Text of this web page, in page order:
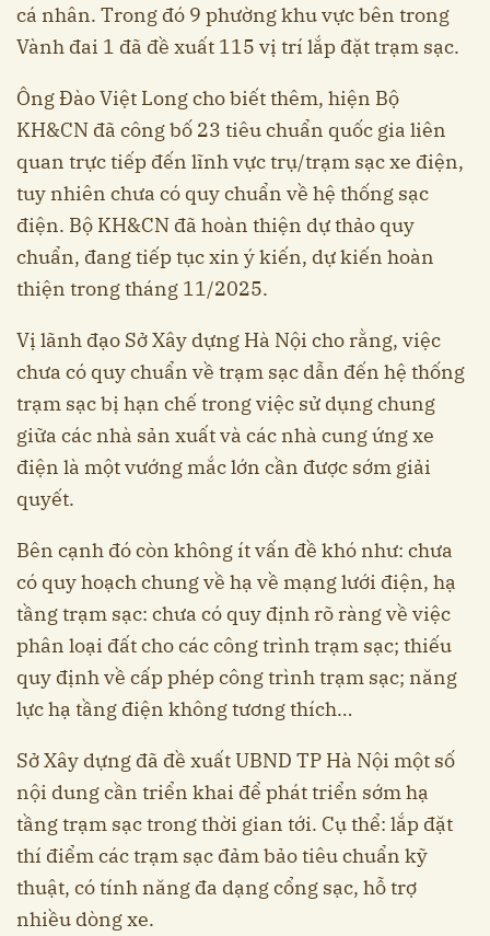
cá nhân. Trong đó 9 phường khu vực bên trong
Vành đai 1 đã đề xuất 115 vị trí lắp đặt trạm sạc.
Ông Đào Việt Long cho biết thêm, hiện Bộ
KH&CN đã công bố 23 tiêu chuẩn quốc gia liên
quan trực tiếp đến lĩnh vực trụ/trạm sạc xe điện,
tuy nhiên chưa có quy chuẩn về hệ thống sạc
điện. Bộ KH&CN đã hoàn thiện dự thảo quy
chuẩn, đang tiếp tục xin ý kiến, dự kiến hoàn
thiện trong tháng 11/2025.
Vị lãnh đạo Sở Xây dựng Hà Nội cho rằng, việc
chưa có quy chuẩn về trạm sạc dẫn đến hệ thống
trạm sạc bị hạn chế trong việc sử dụng chung
giữa các nhà sản xuất và các nhà cung ứng xe
điện là một vướng mắc lớn cần được sớm giải
quyết.
Bên cạnh đó còn không ít vấn đề khó như: chưa
có quy hoạch chung về hạ về mạng lưới điện, hạ
tầng trạm sạc: chưa có quy định rõ ràng về việc
phân loại đất cho các công trình trạm sạc; thiếu
quy định về cấp phép công trình trạm sạc; năng
lực hạ tầng điện không tương thích…
Sở Xây dựng đã đề xuất UBND TP Hà Nội một số
nội dung cần triển khai để phát triển sớm hạ
tầng trạm sạc trong thời gian tới. Cụ thể: lắp đặt
thí điểm các trạm sạc đảm bảo tiêu chuẩn kỹ
thuật, có tính năng đa dạng cổng sạc, hỗ trợ
nhiều dòng xe.